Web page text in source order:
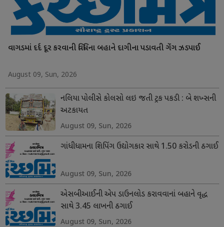
વાગડમાં દર્દ દૂર કરવાની વિધિના બહાને દાગીના પડાવતી ગેંગ ઝડપાઈ
August 09, Sun, 2026
નલિયા પોલીસે કોલસો લઇ જતી ટ્રક પકડી : બે શખ્સની
અટકાયત
August 09, Sun, 2026
ગાંધીધામના શિપિંગ ઉદ્યોગકાર સાથે 1.50 કરોડની ઠગાઈ
August 09, Sun, 2026
એસબીઆઈની એપ ડાઉનલોડ કરાવવાનાં બહાને વૃદ્ધ
સાથે 3.45 લાખની ઠગાઈ
August 09, Sun, 2026